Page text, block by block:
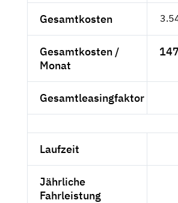
Gesamtkosten
Gesamtkosten /
Monat
Gesamtleasingfaktor
Laufzeit
Jährliche
Fahrleistung